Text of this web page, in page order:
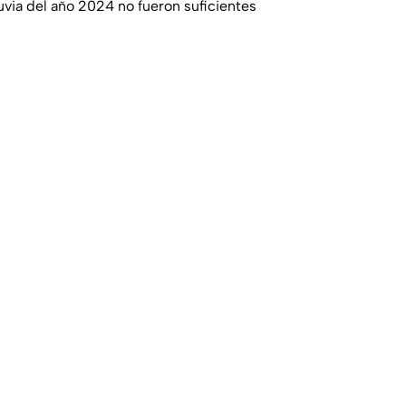
del año 2024 no fueron suficientes